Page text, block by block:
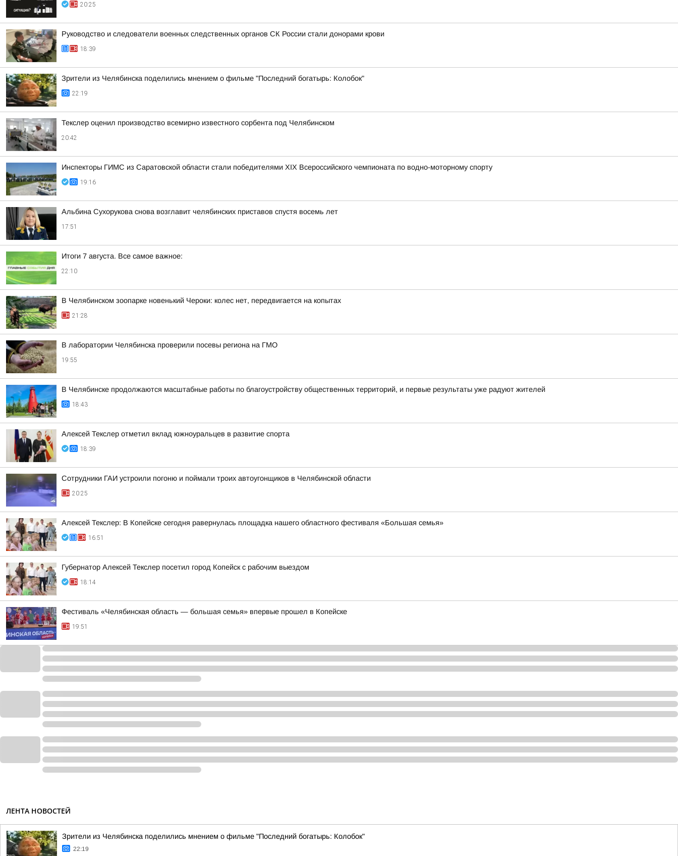
20:25
Руководство и следователи военных следственных органов СК России стали донорами крови
18:39
Зрители из Челябинска поделились мнением о фильме "Последний богатырь: Колобок"
22:19
Текслер оценил производство всемирно известного сорбента под Челябинском
20:42
Инспекторы ГИМС из Саратовской области стали победителями XIX Всероссийского чемпионата по водно-моторному спорту
19:16
Альбина Сухорукова снова возглавит челябинских приставов спустя восемь лет
17:51
Итоги 7 августа. Все самое важное:
22:10
В Челябинском зоопарке новенький Чероки: колес нет, передвигается на копытах
21:28
В лаборатории Челябинска проверили посевы региона на ГМО
19:55
В Челябинске продолжаются масштабные работы по благоустройству общественных территорий, и первые результаты уже радуют жителей
18:43
Алексей Текслер отметил вклад южноуральцев в развитие спорта
18:39
Сотрудники ГАИ устроили погоню и поймали троих автоугонщиков в Челябинской области
20:25
Алексей Текслер: В Копейске сегодня равернулась площадка нашего областного фестиваля «Большая семья»
16:51
Губернатор Алексей Текслер посетил город Копейск с рабочим выездом
18:14
Фестиваль «Челябинская область — большая семья» впервые прошел в Копейске
19:51
ЛЕНТА НОВОСТЕЙ
Зрители из Челябинска поделились мнением о фильме "Последний богатырь: Колобок"
22:19